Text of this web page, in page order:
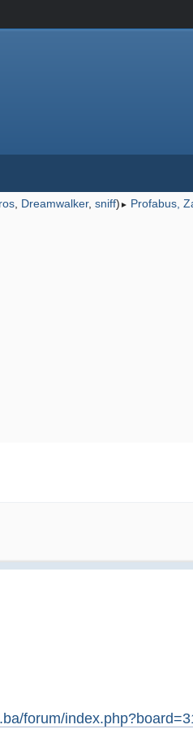
Dreamwalker, sniff) ► Profabus,
forum/